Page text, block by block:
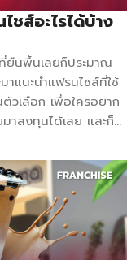
ช่น มินิ(ไข่)มุก สีทอง,
ชส์อะไรได้บ้าง
ยืนพื้นเลยก็ประมาณ
แนะนำแฟรนไชส์ที่ใช้
วเลือก เพื่อใครอยาก
าลงทุนได้เลย และก็
ปังก้อนทอง ขนมปังปิ้ง
ร่อยลงตัว ปัจจุบัน
วของปังก้อนทองนั้น
เอกลักษณ์ของขนมปัง
นุ่มในแล้ว สำหรับกรณี